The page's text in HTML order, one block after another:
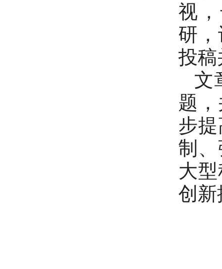
视
研
投稿
文
题
步
制
大
创新